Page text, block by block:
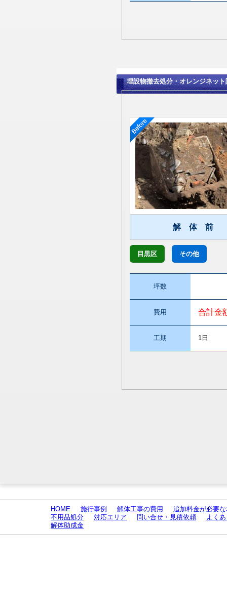
埋設物撤去処分・オレンジネッ
解 体 前
目黒区 その他
坪数
費用 合計金
工期 1日
HOME 施行事例 解体工事の費用
追加料金が必要
不用品処分
対応エリア 問い合せ・見積依頼
よく
解体助成金